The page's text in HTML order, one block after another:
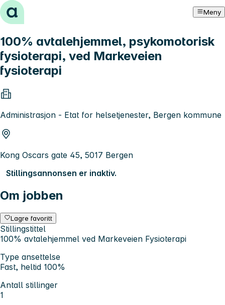
Hopp til innhold Meny
100% avtalehjemmel, psykomotorisk
fysioterapi, ved Markeveien
fysioterapi
Administrasjon - Etat for helsetjenester, Bergen kommune
Kong Oscars gate 45, 5017 Bergen
Stillingsannonsen er inaktiv.
Om jobben
Lagre favoritt
Stillingstittel
100% avtalehjemmel ved Markeveien Fysioterapi
Type ansettelse
Fast, heltid 100%
Antall stillinger
1